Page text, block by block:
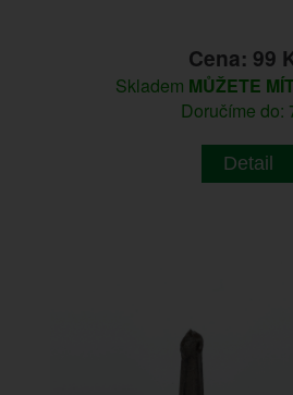
Cena: 99
Skladem MŮŽETE
Doručíme do:
Detail